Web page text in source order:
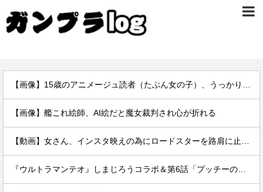
【画像】艦これ絵師、AI絵だと魔女裁判され心が折れる